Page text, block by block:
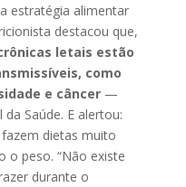
estratégia alimentar
destacou que,
letais estão
como
e câncer—
Saúde. E alertou:
dietas muito
o peso. “Não existe
durante o